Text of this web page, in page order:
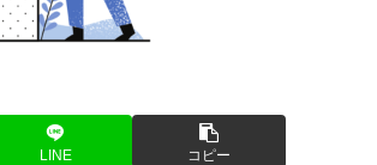
LINE コピー